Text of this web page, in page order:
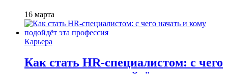
16 марта
Карьера
Как стать HR-специалистом: с чего